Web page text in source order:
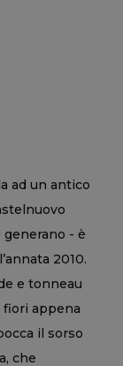
ad un antico
generano - è
2010.
e tonneau
appena
il sorso
che